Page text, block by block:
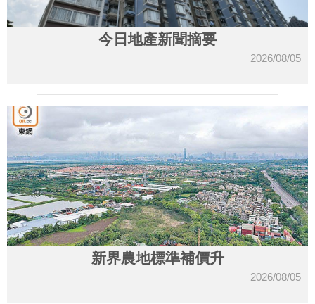
今日地產新聞摘要
2026/08/05
新界農地標準補價升
2026/08/05